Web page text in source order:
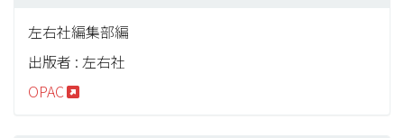
左右社編集部編
出版者 : 左右社
OPAC